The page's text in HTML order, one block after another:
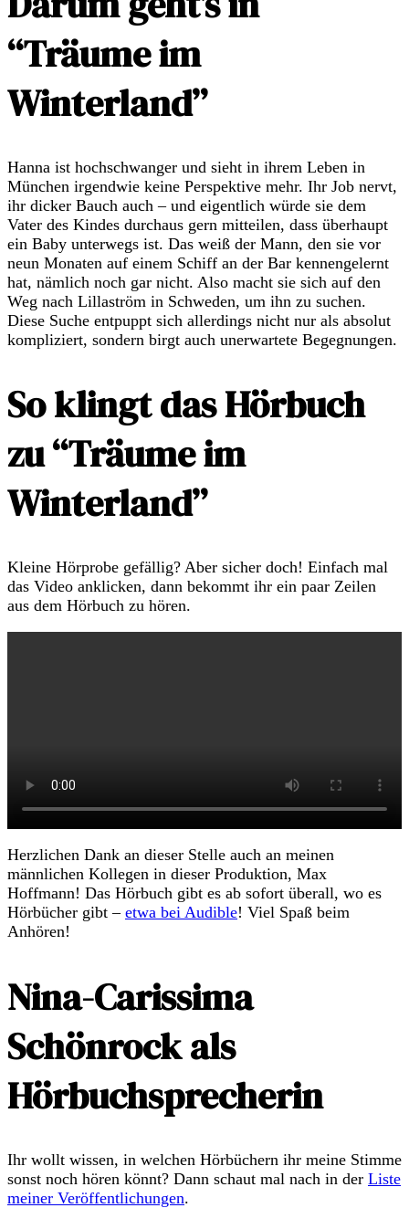
“Träume im
Winterland”
Hanna ist hochschwanger und sieht in ihrem Leben in
München irgendwie keine Perspektive mehr. Ihr Job nervt,
ihr dicker Bauch auch – und eigentlich würde sie dem
Vater des Kindes durchaus gern mitteilen, dass überhaupt
ein Baby unterwegs ist. Das weiß der Mann, den sie vor
neun Monaten auf einem Schiff an der Bar kennengelernt
hat, nämlich noch gar nicht. Also macht sie sich auf den
Weg nach Lillaström in Schweden, um ihn zu suchen.
Diese Suche entpuppt sich allerdings nicht nur als absolut
kompliziert, sondern birgt auch unerwartete Begegnungen.
So klingt das Hörbuch
zu “Träume im
Winterland”
Kleine Hörprobe gefällig? Aber sicher doch! Einfach mal
das Video anklicken, dann bekommt ihr ein paar Zeilen
aus dem Hörbuch zu hören.
Herzlichen Dank an dieser Stelle auch an meinen
männlichen Kollegen in dieser Produktion, Max
Hoffmann! Das Hörbuch gibt es ab sofort überall, wo es
Hörbücher gibt – etwa bei Audible! Viel Spaß beim
Anhören!
Nina-Carissima
Schönrock als
Hörbuchsprecherin
Ihr wollt wissen, in welchen Hörbüchern ihr meine Stimme
sonst noch hören könnt? Dann schaut mal nach in der Liste
meiner Veröffentlichungen.